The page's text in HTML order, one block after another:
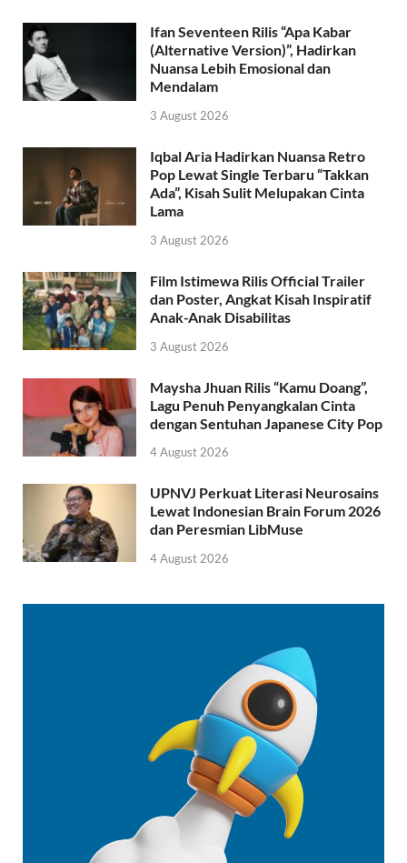
Ifan Seventeen Rilis “Apa Kabar
(Alternative Version)”, Hadirkan
Nuansa Lebih Emosional dan
Mendalam
3 August 2026
Iqbal Aria Hadirkan Nuansa Retro
Pop Lewat Single Terbaru “Takkan
Ada”, Kisah Sulit Melupakan Cinta
Lama
3 August 2026
Film Istimewa Rilis Official Trailer
dan Poster, Angkat Kisah Inspiratif
Anak-Anak Disabilitas
3 August 2026
Maysha Jhuan Rilis “Kamu Doang”,
Lagu Penuh Penyangkalan Cinta
dengan Sentuhan Japanese City Pop
4 August 2026
UPNVJ Perkuat Literasi Neurosains
Lewat Indonesian Brain Forum 2026
dan Peresmian LibMuse
4 August 2026